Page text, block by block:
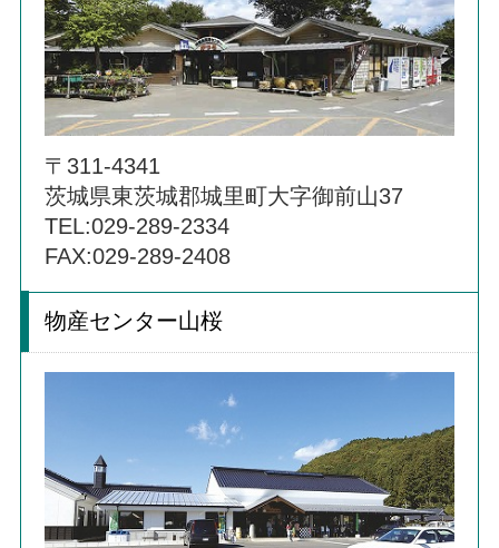
〒311-4341
茨城県東茨城郡城里町大字御前山37
TEL:029-289-2334
FAX:029-289-2408
物産センター山桜